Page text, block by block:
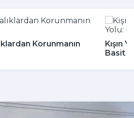
Korunmanın
Kışın
Basit